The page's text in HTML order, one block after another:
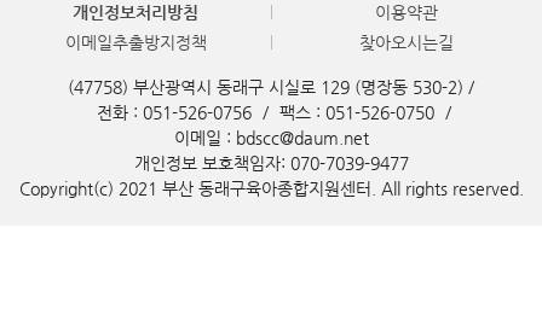
개인정보처리방침
이용약관
이메일추출방지정책
찾아오시는길
(47758) 부산광역시 동래구 시실로 129 (명장동 530-2) /
전화 : 051-526-0756
/ 팩스 : 051-526-0750
/
이메일 : bdscc@daum.net
개인정보 보호책임자: 070-7039-9477
Copyright(c) 2021 부산 동래구육아종합지원센터. All rights reserved.